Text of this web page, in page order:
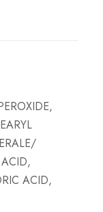
ACID,